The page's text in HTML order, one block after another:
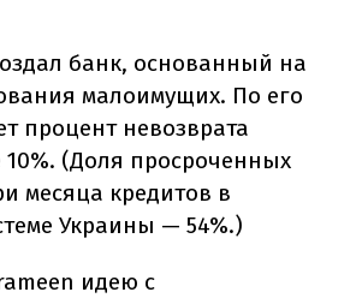
банк, основанный на
малоимущих. По его
процент невозврата
10%. (Доля просроченных
месяца кредитов в
Украины — 54%.)
идею с